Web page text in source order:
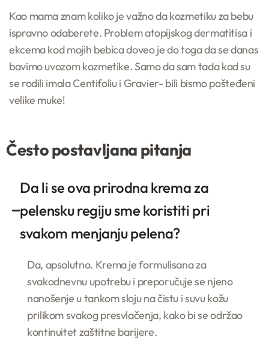
Kao mama znam koliko je važno da kozmetiku za bebu
ispravno odaberete. Problem atopijskog dermatitisa i
ekcema kod mojih bebica doveo je do toga da se danas
bavimo uvozom kozmetike. Samo da sam tada kad su
se rodili imala Centifoliu i Gravier- bili bismo pošteđeni
velike muke!
Često postavljana pitanja
Da li se ova prirodna krema za
pelensku regiju sme koristiti pri
svakom menjanju pelena?
Da, apsolutno. Krema je formulisana za
svakodnevnu upotrebu i preporučuje se njeno
nanošenje u tankom sloju na čistu i suvu kožu
prilikom svakog presvlačenja, kako bi se održao
kontinuitet zaštitne barijere.